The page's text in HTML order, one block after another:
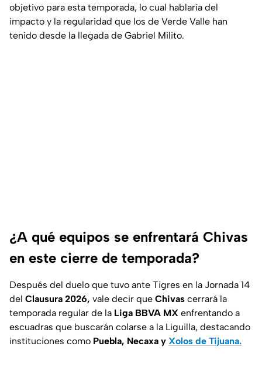
objetivo para esta temporada, lo cual hablaría del
impacto y la regularidad que los de Verde Valle han
tenido desde la llegada de Gabriel Milito.
¿A qué equipos se enfrentará Chivas
en este cierre de temporada?
Después del duelo que tuvo ante Tigres en la Jornada 14
del Clausura 2026, vale decir que Chivas cerrará la
temporada regular de la Liga BBVA MX enfrentando a
escuadras que buscarán colarse a la Liguilla, destacando
instituciones como Puebla, Necaxa y Xolos de Tijuana.